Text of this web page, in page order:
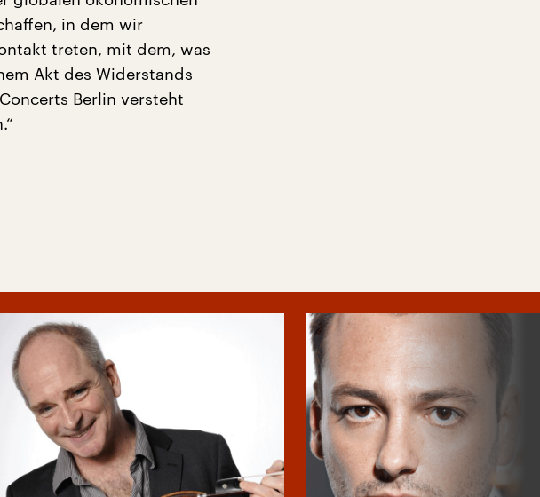
in dem wir
treten, mit dem, was
Akt des Widerstands
Berlin versteht